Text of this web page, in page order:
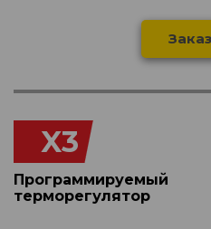
X3
Программируемый
терморегулятор